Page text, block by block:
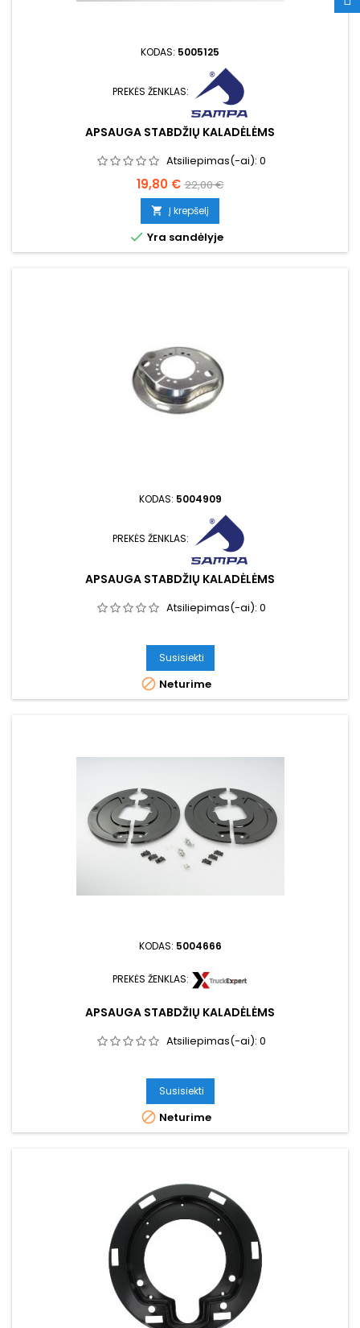
KODAS: 5005125
PREKĖS ŽENKLAS:
APSAUGA STABDŽIŲ KALADĖLĖMS
Atsiliepimas(-ai): 0
Kaina
19,80 € Bazinė
kaina
22,00 €
 Į krepšelį
 Yra sandėlyje
KODAS: 5004909
PREKĖS ŽENKLAS:
APSAUGA STABDŽIŲ KALADĖLĖMS
Atsiliepimas(-ai): 0
Susisiekti
 Neturime
KODAS: 5004666
PREKĖS ŽENKLAS:
APSAUGA STABDŽIŲ KALADĖLĖMS
Atsiliepimas(-ai): 0
Susisiekti
 Neturime